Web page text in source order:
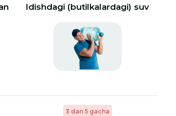
Idishdagi (butilkalardagi) suv
3 dan 5 gacha